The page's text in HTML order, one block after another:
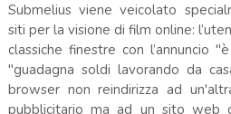
Submelius viene veicolato
siti per la visione di film online:
classiche finestre con l’annuncio
"guadagna soldi lavorando da
browser non reindirizza ad
pubblicitario ma ad un sito web